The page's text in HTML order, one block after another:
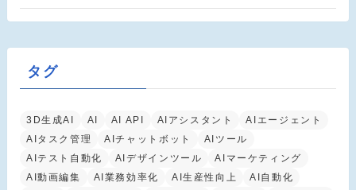
タグ
3D生成AI AI AI API AIアシスタント
AIエージェント
AIタスク管理
AIチャットボット
AIツール
AIテスト自動化
AIデザインツール
AIマーケティング
AI動画編集
AI業務効率化 AI生産性向上
AI自動化